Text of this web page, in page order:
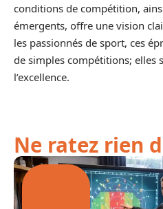
conditions de compétition,
émergents, offre une vision
les passionnés de sport, ces
de simples compétitions; elles
l’excellence.
Ne ratez rien